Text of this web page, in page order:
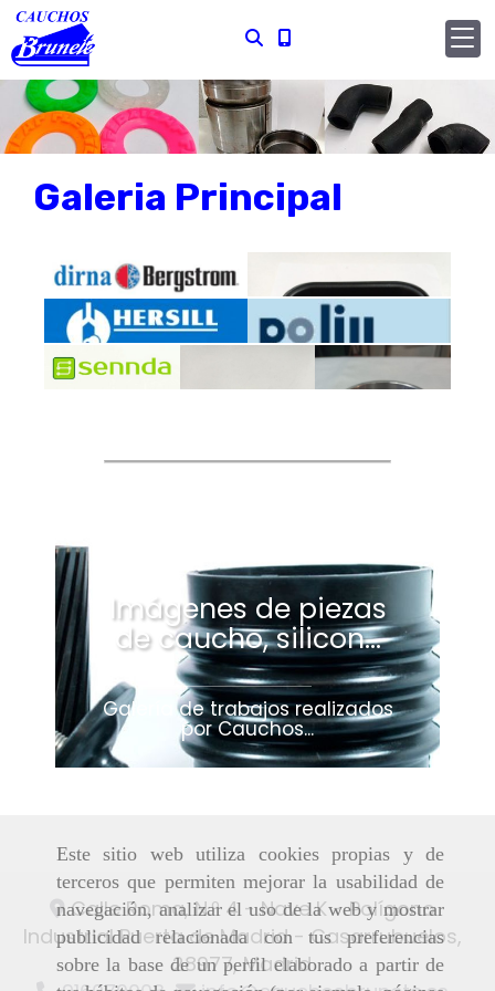
Este sitio web utiliza cookies propias y de
terceros que permiten mejorar la usabilidad de
navegación, analizar el uso de la web y mostrar
publicidad relacionada con tus preferencias
sobre la base de un perfil elaborado a partir de
Galeria Principal
Imágenes de piezas
de caucho, silicon...
Galería de trabajos realizados
por Cauchos...
Calle Roma, N.º 4 - Nave K - Polígono
Industrial Puerta de Madrid -Casarrubuelos,
28977,Madrid